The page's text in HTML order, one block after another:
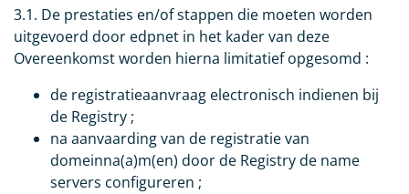
3.1. De prestaties en/of stappen die moeten worden
uitgevoerd door edpnet in het kader van deze
Overeenkomst worden hierna limitatief opgesomd :
de registratieaanvraag electronisch indienen bij
de Registry ;
na aanvaarding van de registratie van
domeinna(a)m(en) door de Registry de name
servers configureren ;